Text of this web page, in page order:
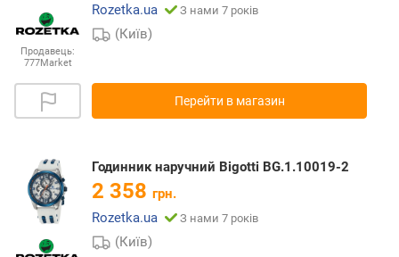
Продавець:
777Market
Rozetka.ua
З нами 7 років
(Київ)
Перейти в магазин
Годинник наручний Bigotti BG.1.10019-2
2 358 грн.
Rozetka.ua
З нами 7 років
(Київ)